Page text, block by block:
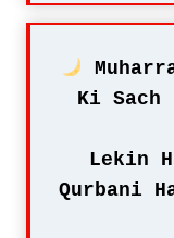
Ki Sach
Lekin